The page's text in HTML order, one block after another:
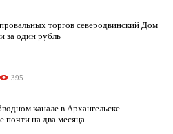
торгов северодвинский Дом
за один рубль
395
канале в Архангельске
почти на два месяца